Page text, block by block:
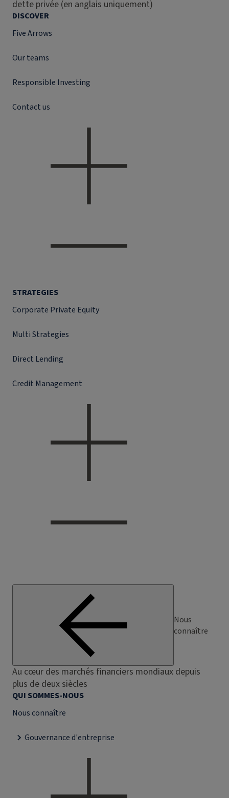
dette privée (en anglais uniquement)
DISCOVER
Five Arrows
Our teams
Responsible Investing
Contact us
STRATEGIES
Corporate Private Equity
Multi Strategies
Direct Lending
Credit Management
Nous
connaître
Au cœur des marchés financiers mondiaux depuis
plus de deux siècles
QUI SOMMES-NOUS
Nous connaître
Gouvernance d'entreprise